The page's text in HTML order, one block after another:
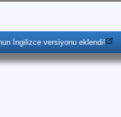
versiyonu eklendi!